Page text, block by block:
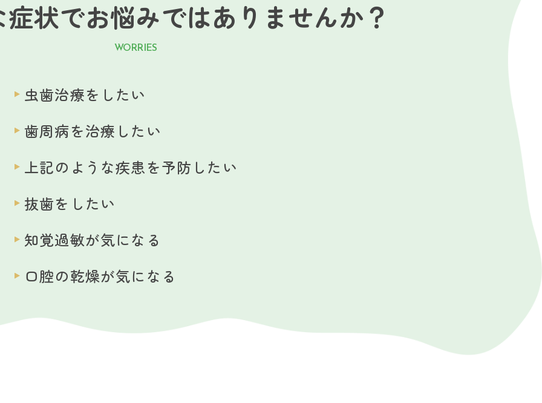
状でお悩みではありませんか？
WORRIES
虫歯治療をしたい
歯周病を治療したい
上記のような疾患を予防したい
抜歯をしたい
知覚過敏が気になる
口腔の乾燥が気になる